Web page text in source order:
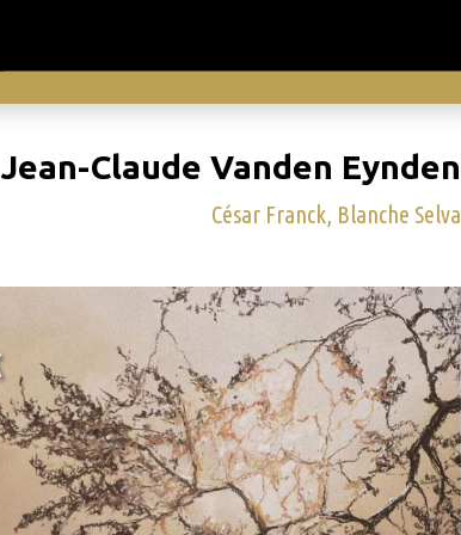
Jean-Claude Vanden Eynden
César Franck, Blanche Selva